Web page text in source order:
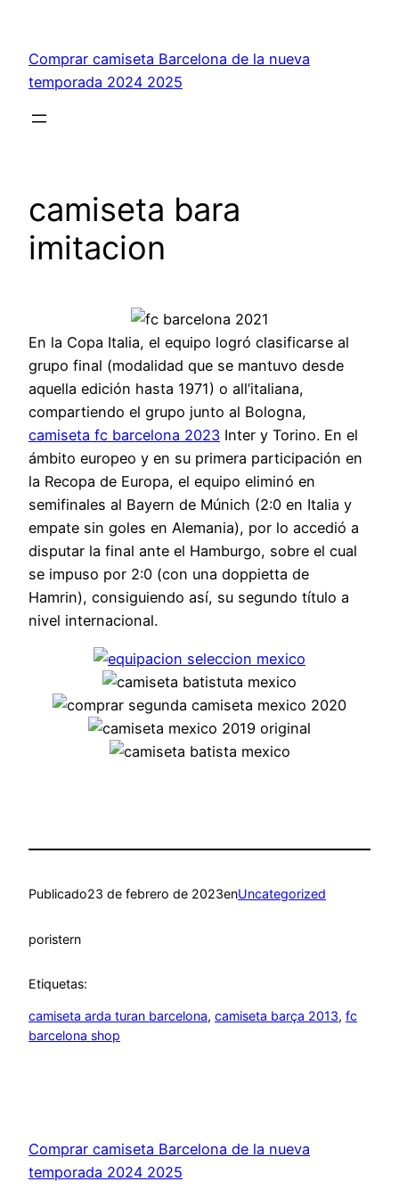
contenido
Comprar camiseta Barcelona de la nueva
temporada 2024 2025
camiseta bara
imitacion
En la Copa Italia, el equipo logró clasificarse al
grupo final (modalidad que se mantuvo desde
aquella edición hasta 1971) o all’italiana,
compartiendo el grupo junto al Bologna,
camiseta fc barcelona 2023 Inter y Torino. En el
ámbito europeo y en su primera participación en
la Recopa de Europa, el equipo eliminó en
semifinales al Bayern de Múnich (2:0 en Italia y
empate sin goles en Alemania), por lo accedió a
disputar la final ante el Hamburgo, sobre el cual
se impuso por 2:0 (con una doppietta de
Hamrin), consiguiendo así, su segundo título a
nivel internacional.
Publicado23 de febrero de 2023enUncategorized
poristern
Etiquetas:
camiseta arda turan barcelona, camiseta barça 2013, fc
barcelona shop
Comprar camiseta Barcelona de la nueva
temporada 2024 2025